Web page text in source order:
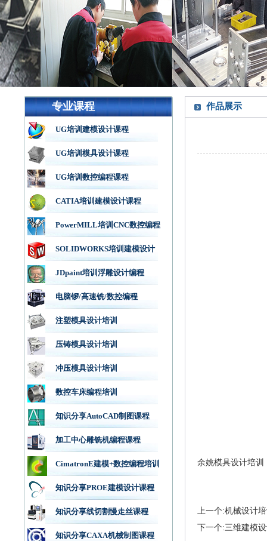
专业课程
UG培训建模设计课程
UG培训模具设计课程
UG培训数控编程课程
CATIA培训建模设计课程
PowerMILL培训CNC数控编程
SOLIDWORKS培训建模设计
JDpaint培训浮雕设计编程
电脑锣/高速铣/数控编程
注塑模具设计培训
压铸模具设计培训
冲压模具设计培训
数控车床编程培训
知识分享AutoCAD制图课程
加工中心雕铣机编程课程
CimatronE建模+数控编程培训
知识分享PROE建模设计课程
知识分享线切割慢走丝课程
知识分享CAXA机械制图课程
作品展示
余姚模具设计培训
上一个:机械设计
下一个:三维建模